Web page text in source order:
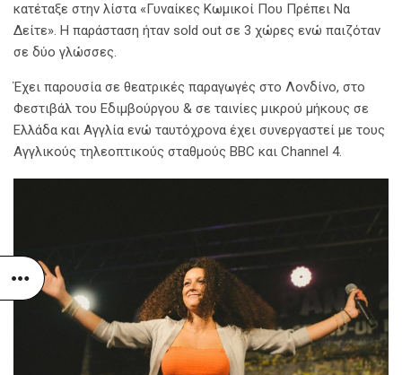
κατέταξε στην λίστα «Γυναίκες Κωμικοί Που Πρέπει Να
Δείτε». Η παράσταση ήταν sold out σε 3 χώρες ενώ παιζόταν
σε δύο γλώσσες.
Έχει παρουσία σε θεατρικές παραγωγές στο Λονδίνο, στο
Φεστιβάλ του Εδιμβούργου & σε ταινίες μικρού μήκους σε
Ελλάδα και Αγγλία ενώ ταυτόχρονα έχει συνεργαστεί με τους
Αγγλικούς τηλεοπτικούς σταθμούς BBC και Channel 4.